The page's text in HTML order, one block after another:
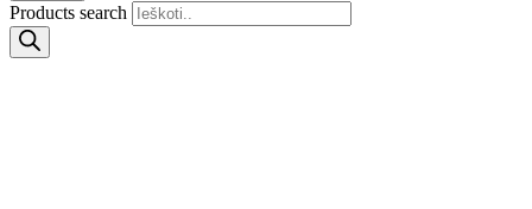
Products search